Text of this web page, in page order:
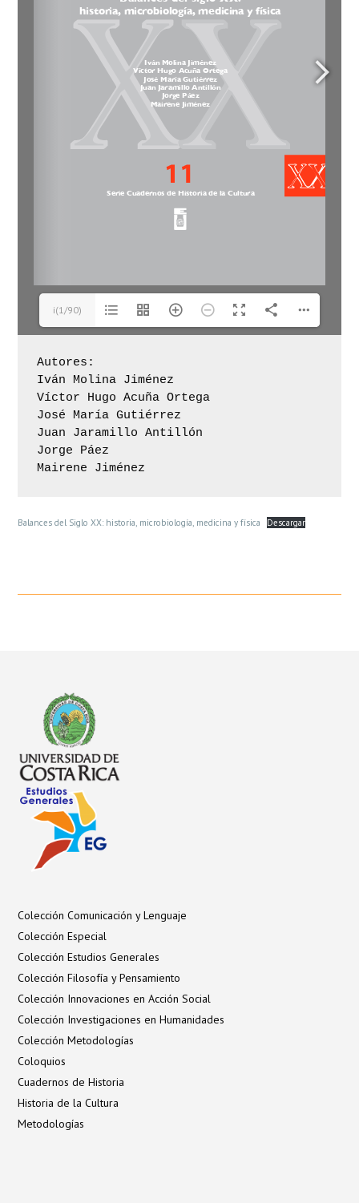
i(1/90)
Autores:
Iván Molina Jiménez
Víctor Hugo Acuña Ortega
José María Gutiérrez
Juan Jaramillo Antillón
Jorge Páez
Mairene Jiménez
Balances del Siglo XX: historia, microbiología, medicina y física Descargar
Colección Comunicación y Lenguaje
Colección Especial
Colección Estudios Generales
Colección Filosofía y Pensamiento
Colección Innovaciones en Acción Social
Colección Investigaciones en Humanidades
Colección Metodologías
Coloquios
Cuadernos de Historia
Historia de la Cultura
Metodologías